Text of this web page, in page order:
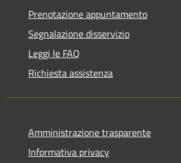
Prenotazione appuntamento
Segnalazione disservizio
Leggi le FAQ
Richiesta assistenza
Amministrazione trasparente
Informativa privacy